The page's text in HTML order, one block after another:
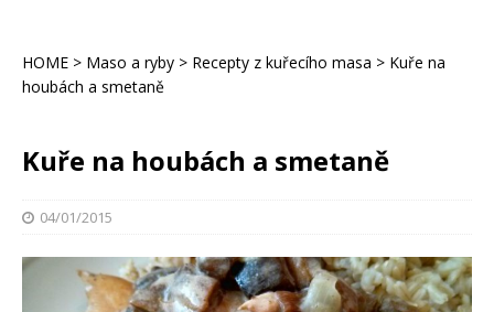
HOME > Maso a ryby > Recepty z kuřecího masa > Kuře na
houbách a smetaně
Kuře na houbách a smetaně
04/01/2015